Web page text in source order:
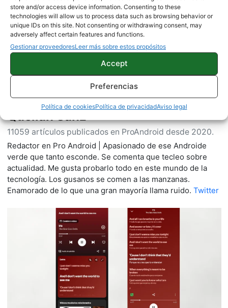
store and/or access device information. Consenting to these
technologies will allow us to process data such as browsing behavior or
unique IDs on this site. Not consenting or withdrawing consent, may
adversely affect certain features and functions.
Gestionar proveedoresLeer más sobre estos propósitos
Accept
Preferencias
Política de cookiesPolítica de privacidadAviso legal
Sobre este autor
Quelian Sanz
11059 artículos publicados en ProAndroid desde 2020.
Redactor en Pro Android | Apasionado de ese Androide
verde que tanto esconde. Se comenta que tecleo sobre
actualidad. Me gusta probarlo todo en este mundo de la
tecnología. Los gusanos se comen a las manzanas.
Enamorado de lo que una gran mayoría llama ruido. Twitter